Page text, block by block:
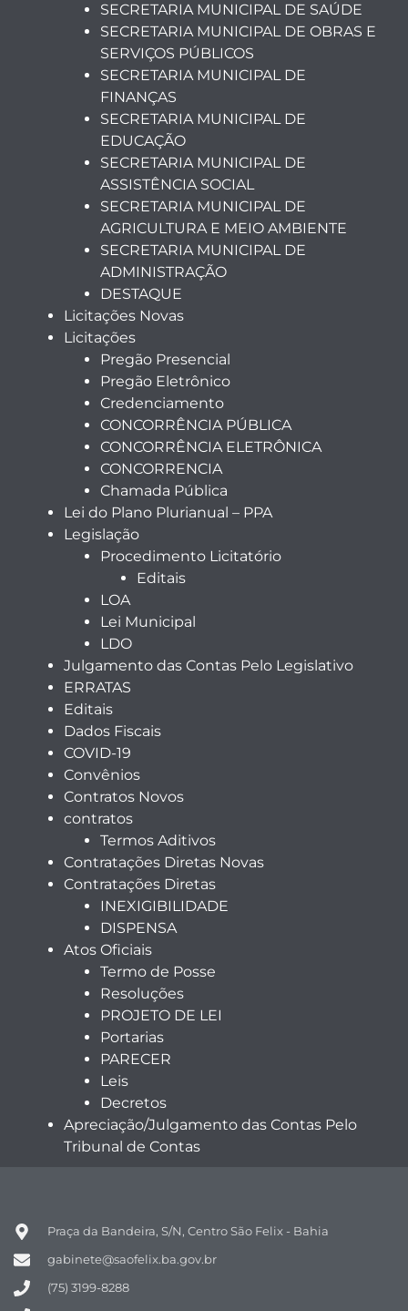
SECRETARIA MUNICIPAL DE SAÚDE
SECRETARIA MUNICIPAL DE OBRAS E
SERVIÇOS PÚBLICOS
SECRETARIA MUNICIPAL DE
FINANÇAS
SECRETARIA MUNICIPAL DE
EDUCAÇÃO
SECRETARIA MUNICIPAL DE
ASSISTÊNCIA SOCIAL
SECRETARIA MUNICIPAL DE
AGRICULTURA E MEIO AMBIENTE
SECRETARIA MUNICIPAL DE
ADMINISTRAÇÃO
DESTAQUE
Licitações Novas
Licitações
Pregão Presencial
Pregão Eletrônico
Credenciamento
CONCORRÊNCIA PÚBLICA
CONCORRÊNCIA ELETRÔNICA
CONCORRENCIA
Chamada Pública
Lei do Plano Plurianual – PPA
Legislação
Procedimento Licitatório
Editais
LOA
Lei Municipal
LDO
Julgamento das Contas Pelo Legislativo
ERRATAS
Editais
Dados Fiscais
COVID-19
Convênios
Contratos Novos
contratos
Termos Aditivos
Contratações Diretas Novas
Contratações Diretas
INEXIGIBILIDADE
DISPENSA
Atos Oficiais
Termo de Posse
Resoluções
PROJETO DE LEI
Portarias
PARECER
Leis
Decretos
Apreciação/Julgamento das Contas Pelo
Tribunal de Contas
Praça da Bandeira, S/N, Centro São Felix - Bahia
gabinete@saofelix.ba.gov.br
(75) 3199-8288